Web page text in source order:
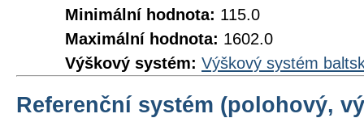
Minimální hodnota: 115.0
Maximální hodnota: 1602.0
Výškový systém: Výškový systém
Referenční systém (polohový,